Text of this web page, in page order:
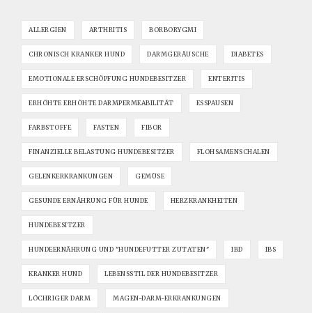
ALLERGIEN ARTHRITIS BORBORYGMI
CHRONISCH KRANKER HUND DARMGERÄUSCHE DIABETES
EMOTIONALE ERSCHÖPFUNG HUNDEBESITZER ENTERITIS
ERHÖHTE ERHÖHTE DARMPERMEABILITÄT ESSPAUSEN
FARBSTOFFE FASTEN FIBOR
FINANZIELLE BELASTUNG HUNDEBESITZER FLOHSAMENSCHALEN
GELENKERKRANKUNGEN GEMÜSE
GESUNDE ERNÄHRUNG FÜR HUNDE HERZKRANKHEITEN
HUNDEBESITZER
HUNDEERNÄHRUNG UND "HUNDEFUTTER ZUTATEN" IBD IBS
KRANKER HUND LEBENSSTIL DER HUNDEBESITZER
LÖCHRIGER DARM MAGEN-DARM-ERKRANKUNGEN